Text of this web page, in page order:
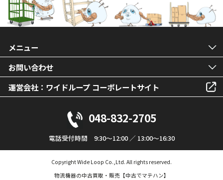
メニュー
お問い合わせ
運営会社：ワイドループ コーポレートサイト
048-832-2705
電話受付時間 9:30～12:00 ／ 13:00～16:30
Copyright Wide Loop Co.,Ltd. All rights reserved.
物流機器の中古買取・販売【中古でマテハン】